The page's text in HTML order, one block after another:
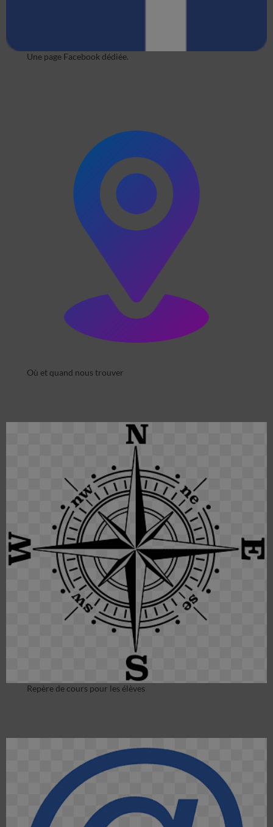
Une page Facebook dédiée.
Où et quand nous trouver
Repère de cours pour les élèves